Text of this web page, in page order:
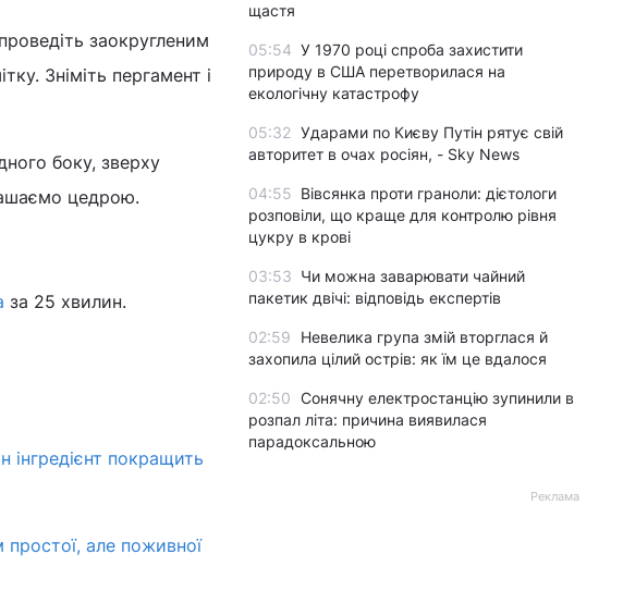
заокругленим
Зніміть пергамент і
боку, зверху
цедрою.
за 25 хвилин.
інгредієнт покращить
але поживної
щастя
05:54 У 1970 році спроба захистити
природу в США перетворилася на
екологічну катастрофу
05:32 Ударами по Києву Путін рятує свій
авторитет в очах росіян, - Sky News
04:55 Вівсянка проти граноли: дієтологи
розповіли, що краще для контролю рівня
цукру в крові
03:53 Чи можна заварювати чайний
пакетик двічі: відповідь експертів
02:59
Невелика група змій вторглася й
захопила цілий острів: як їм це вдалося
02:50 Сонячну електростанцію зупинили в
розпал літа: причина виявилася
парадоксальною
Реклама